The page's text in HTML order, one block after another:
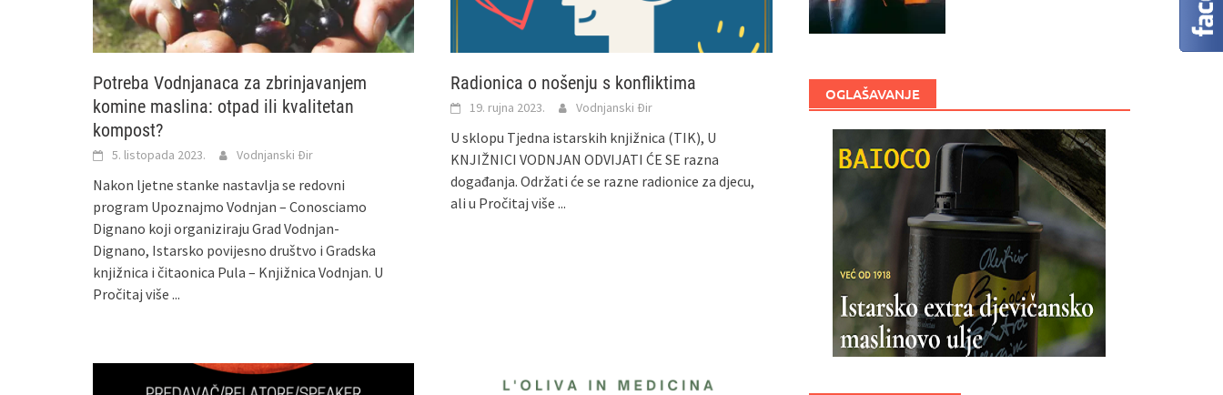
Potreba Vodnjanaca za zbrinjavanjem
komine maslina: otpad ili kvalitetan
kompost?
5. listopada 2023. Vodnjanski Đir
Nakon ljetne stanke nastavlja se redovni
program Upoznajmo Vodnjan – Conosciamo
Dignano koji organiziraju Grad Vodnjan-
Dignano, Istarsko povijesno društvo i Gradska
knjižnica i čitaonica Pula – Knjižnica Vodnjan. U
Pročitaj više ...
Radionica o nošenju s konfliktima
19. rujna 2023. Vodnjanski Đir
U sklopu Tjedna istarskih knjižnica (TIK), U
KNJIŽNICI VODNJAN ODVIJATI ĆE SE razna
događanja. Održati će se razne radionice za djecu,
ali u Pročitaj više ...
OGLAŠAVANJE